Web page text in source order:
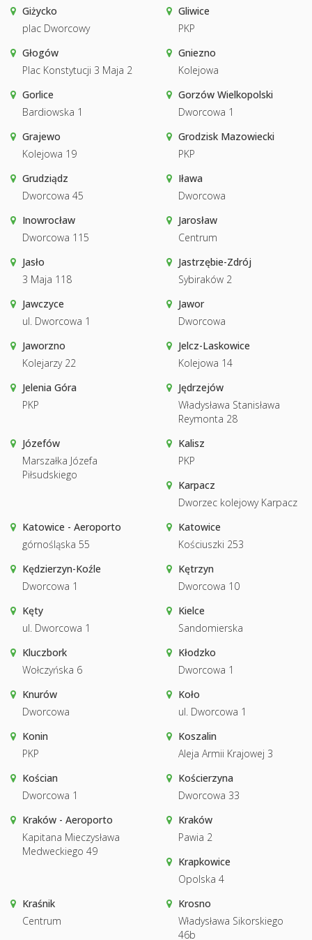
Giżycko
plac Dworcowy
Gliwice
PKP
Głogów
Plac Konstytucji 3 Maja 2
Gniezno
Kolejowa
Gorlice
Bardiowska 1
Gorzów Wielkopolski
Dworcowa 1
Grajewo
Kolejowa 19
Grodzisk Mazowiecki
PKP
Grudziądz
Dworcowa 45
Iława
Dworcowa
Inowrocław
Dworcowa 115
Jarosław
Centrum
Jasło
3 Maja 118
Jastrzębie-Zdrój
Sybiraków 2
Jawczyce
ul. Dworcowa 1
Jawor
Dworcowa
Jaworzno
Kolejarzy 22
Jelcz-Laskowice
Kolejowa 14
Jelenia Góra
PKP
Jędrzejów
Władysława Stanisława
Reymonta 28
Józefów
Marszałka Józefa
Piłsudskiego
Kalisz
PKP
Karpacz
Dworzec kolejowy Karpacz
Katowice - Aeroporto
górnośląska 55
Katowice
Kościuszki 253
Kędzierzyn-Koźle
Dworcowa 1
Kętrzyn
Dworcowa 10
Kęty
ul. Dworcowa 1
Kielce
Sandomierska
Kluczbork
Wołczyńska 6
Kłodzko
Dworcowa 1
Knurów
Dworcowa
Koło
ul. Dworcowa 1
Konin
PKP
Koszalin
Aleja Armii Krajowej 3
Kościan
Dworcowa 1
Kościerzyna
Dworcowa 33
Kraków - Aeroporto
Kapitana Mieczysława
Medweckiego 49
Kraków
Pawia 2
Krapkowice
Opolska 4
Kraśnik
Centrum
Krosno
Władysława Sikorskiego
46b